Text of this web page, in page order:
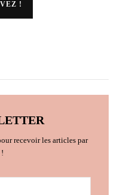
recevoir les articles par